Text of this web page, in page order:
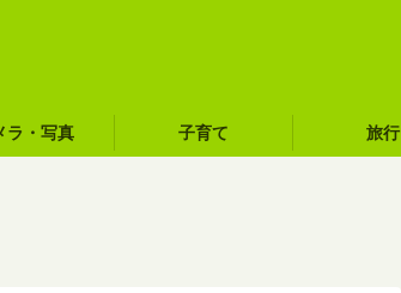
ラ・写真 子育て 旅行